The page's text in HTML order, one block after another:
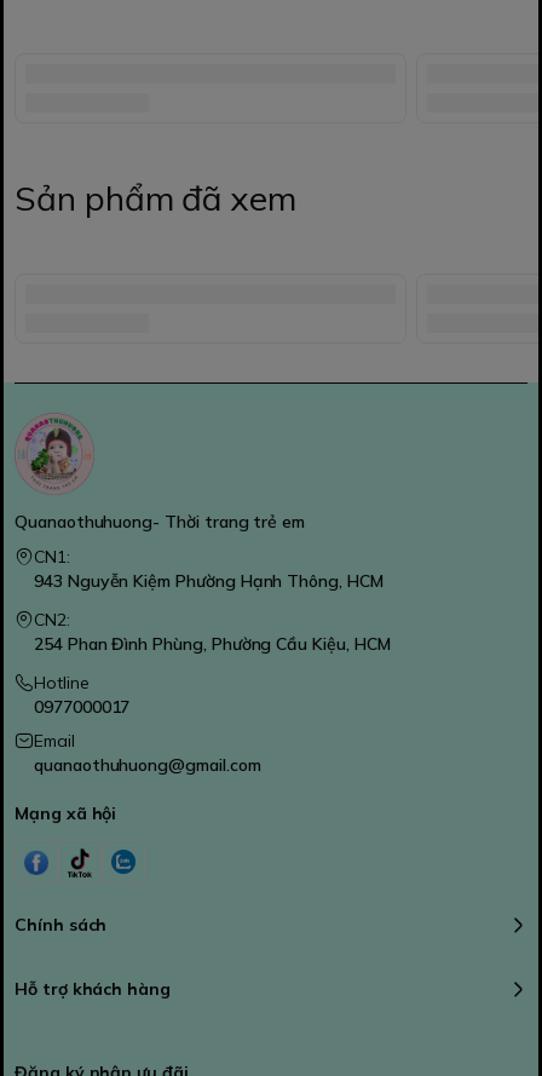
Sản phẩm đã xem
Quanaothuhuong- Thời trang trẻ em
CN1:
943 Nguyễn Kiệm Phường Hạnh Thông, HCM
CN2:
254 Phan Đình Phùng, Phường Cầu Kiệu, HCM
Hotline
0977000017
Email
quanaothuhuong@gmail.com
Mạng xã hội
Chính sách
Hỗ trợ khách hàng